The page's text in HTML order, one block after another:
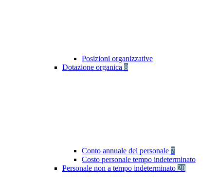
Posizioni organizzative
Dotazione organica 8
Conto annuale del personale 7
Costo personale tempo indeterminato
Personale non a tempo indeterminato 28